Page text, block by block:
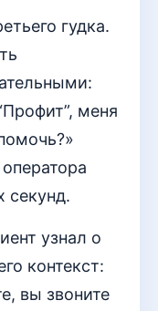
гудка.
меня
секунд.
узнал о
контекст:
вы звоните